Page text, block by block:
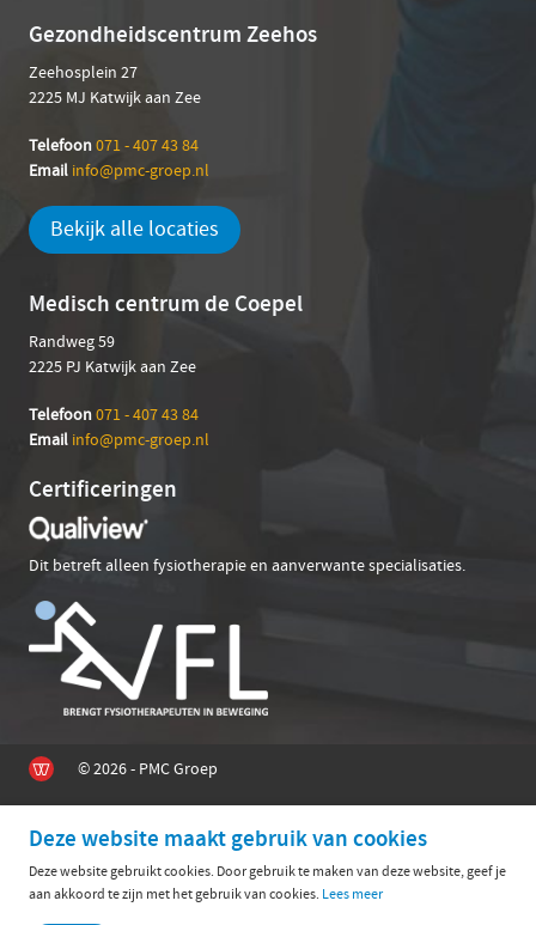
Gezondheidscentrum Zeehos
Zeehosplein 27
2225 MJ Katwijk aan Zee
Telefoon071 - 407 43 84
Email info@pmc-groep.nl
Bekijk alle locaties
Medisch centrum de Coepel
Randweg 59
2225 PJ Katwijk aan Zee
Telefoon071 - 407 43 84
Email info@pmc-groep.nl
Certificeringen
Dit betreft alleen fysiotherapie en aanverwante specialisaties.
© 2026 - PMC Groep
Deze website maakt gebruik van cookies
Deze website gebruikt cookies. Door gebruik te maken van deze website, geef je
aan akkoord te zijn met het gebruik van cookies. Lees meer